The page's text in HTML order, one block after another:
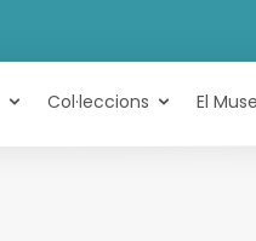
Col·leccions El